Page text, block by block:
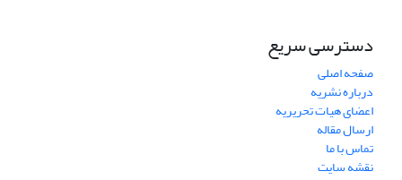
دسترسی سریع
صفحه اصلی
درباره نشریه
اعضای هیات تحریریه
ارسال مقاله
تماس با ما
نقشه سایت